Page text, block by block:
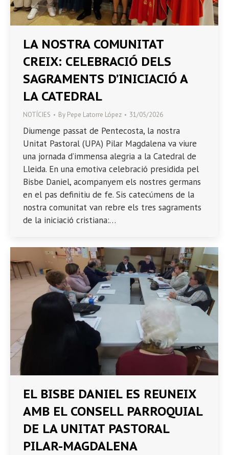
LA NOSTRA COMUNITAT
CREIX: CELEBRACIÓ DELS
SAGRAMENTS D’INICIACIÓ A
LA CATEDRAL
NOTÍCIES By Pepe Latorre López 31/05/2026
Diumenge passat de Pentecosta, la nostra
Unitat Pastoral (UPA) Pilar Magdalena va viure
una jornada d’immensa alegria a la Catedral de
Lleida. En una emotiva celebració presidida pel
Bisbe Daniel, acompanyem els nostres germans
en el pas definitiu de fe. Sis catecúmens de la
nostra comunitat van rebre els tres sagraments
de la iniciació cristiana:…
EL BISBE DANIEL ES REUNEIX
AMB EL CONSELL PARROQUIAL
DE LA UNITAT PASTORAL
PILAR-MAGDALENA